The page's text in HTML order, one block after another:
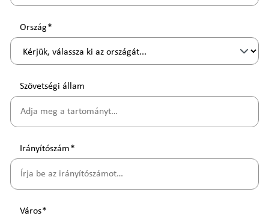
Ország*
Szövetségi állam
Irányítószám*
Város*